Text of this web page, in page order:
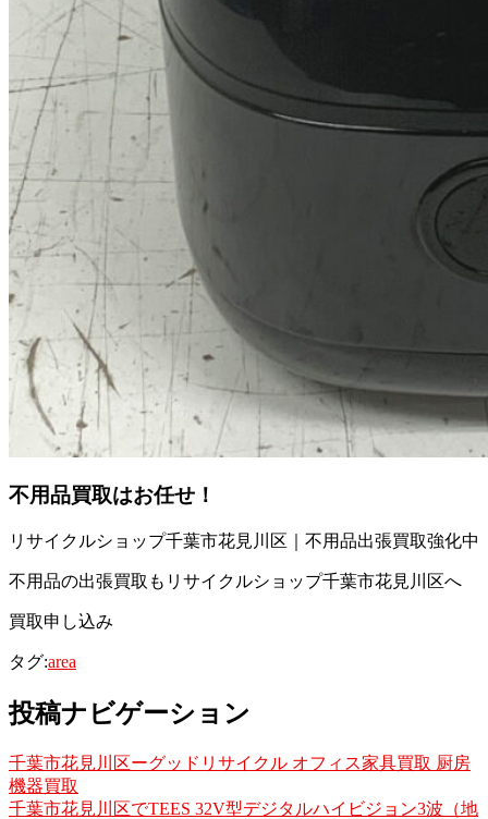
不用品買取はお任せ！
リサイクルショップ千葉市花見川区｜不用品出張買取強化中
不用品の出張買取もリサイクルショップ千葉市花見川区へ
買取申し込み
タグ:area
投稿ナビゲーション
千葉市花見川区ーグッドリサイクル オフィス家具買取 厨房
機器買取
千葉市花見川区でTEES 32V型デジタルハイビジョン3波（地